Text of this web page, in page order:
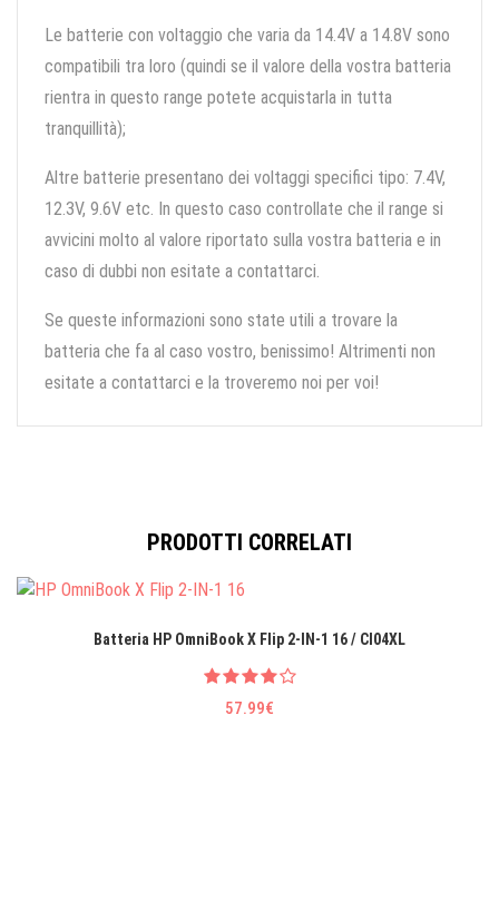
Le batterie con voltaggio che varia da 14.4V a 14.8V sono
compatibili tra loro (quindi se il valore della vostra batteria
rientra in questo range potete acquistarla in tutta
tranquillità);
Altre batterie presentano dei voltaggi specifici tipo: 7.4V,
12.3V, 9.6V etc. In questo caso controllate che il range si
avvicini molto al valore riportato sulla vostra batteria e in
caso di dubbi non esitate a contattarci.
Se queste informazioni sono state utili a trovare la
batteria che fa al caso vostro, benissimo! Altrimenti non
esitate a contattarci e la troveremo noi per voi!
PRODOTTI CORRELATI
Batteria HP OmniBook X Flip 2-IN-1 16 / CI04XL
57.99€